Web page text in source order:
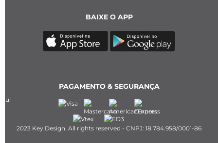
BAIXE O APP
PAGAMENTO & SEGURANÇA
2023 Key Design. All rights reserved - CNPJ: 18.784.958/0001-86